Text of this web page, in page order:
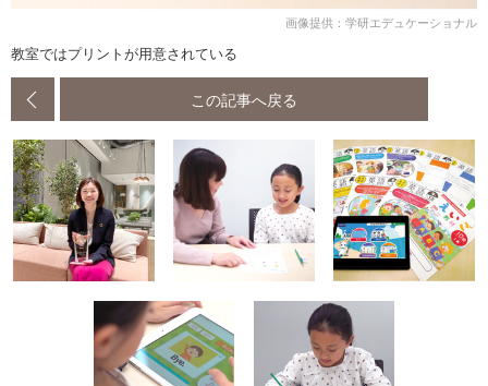
画像提供：学研エデュケーショナル
教室ではプリントが用意されている
この記事へ戻る